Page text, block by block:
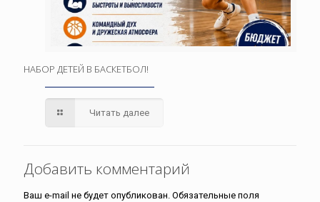
НАБОР ДЕТЕЙ В БАСКЕТБОЛ!
Читать далее
Добавить комментарий
Ваш e-mail не будет опубликован. Обязательные поля